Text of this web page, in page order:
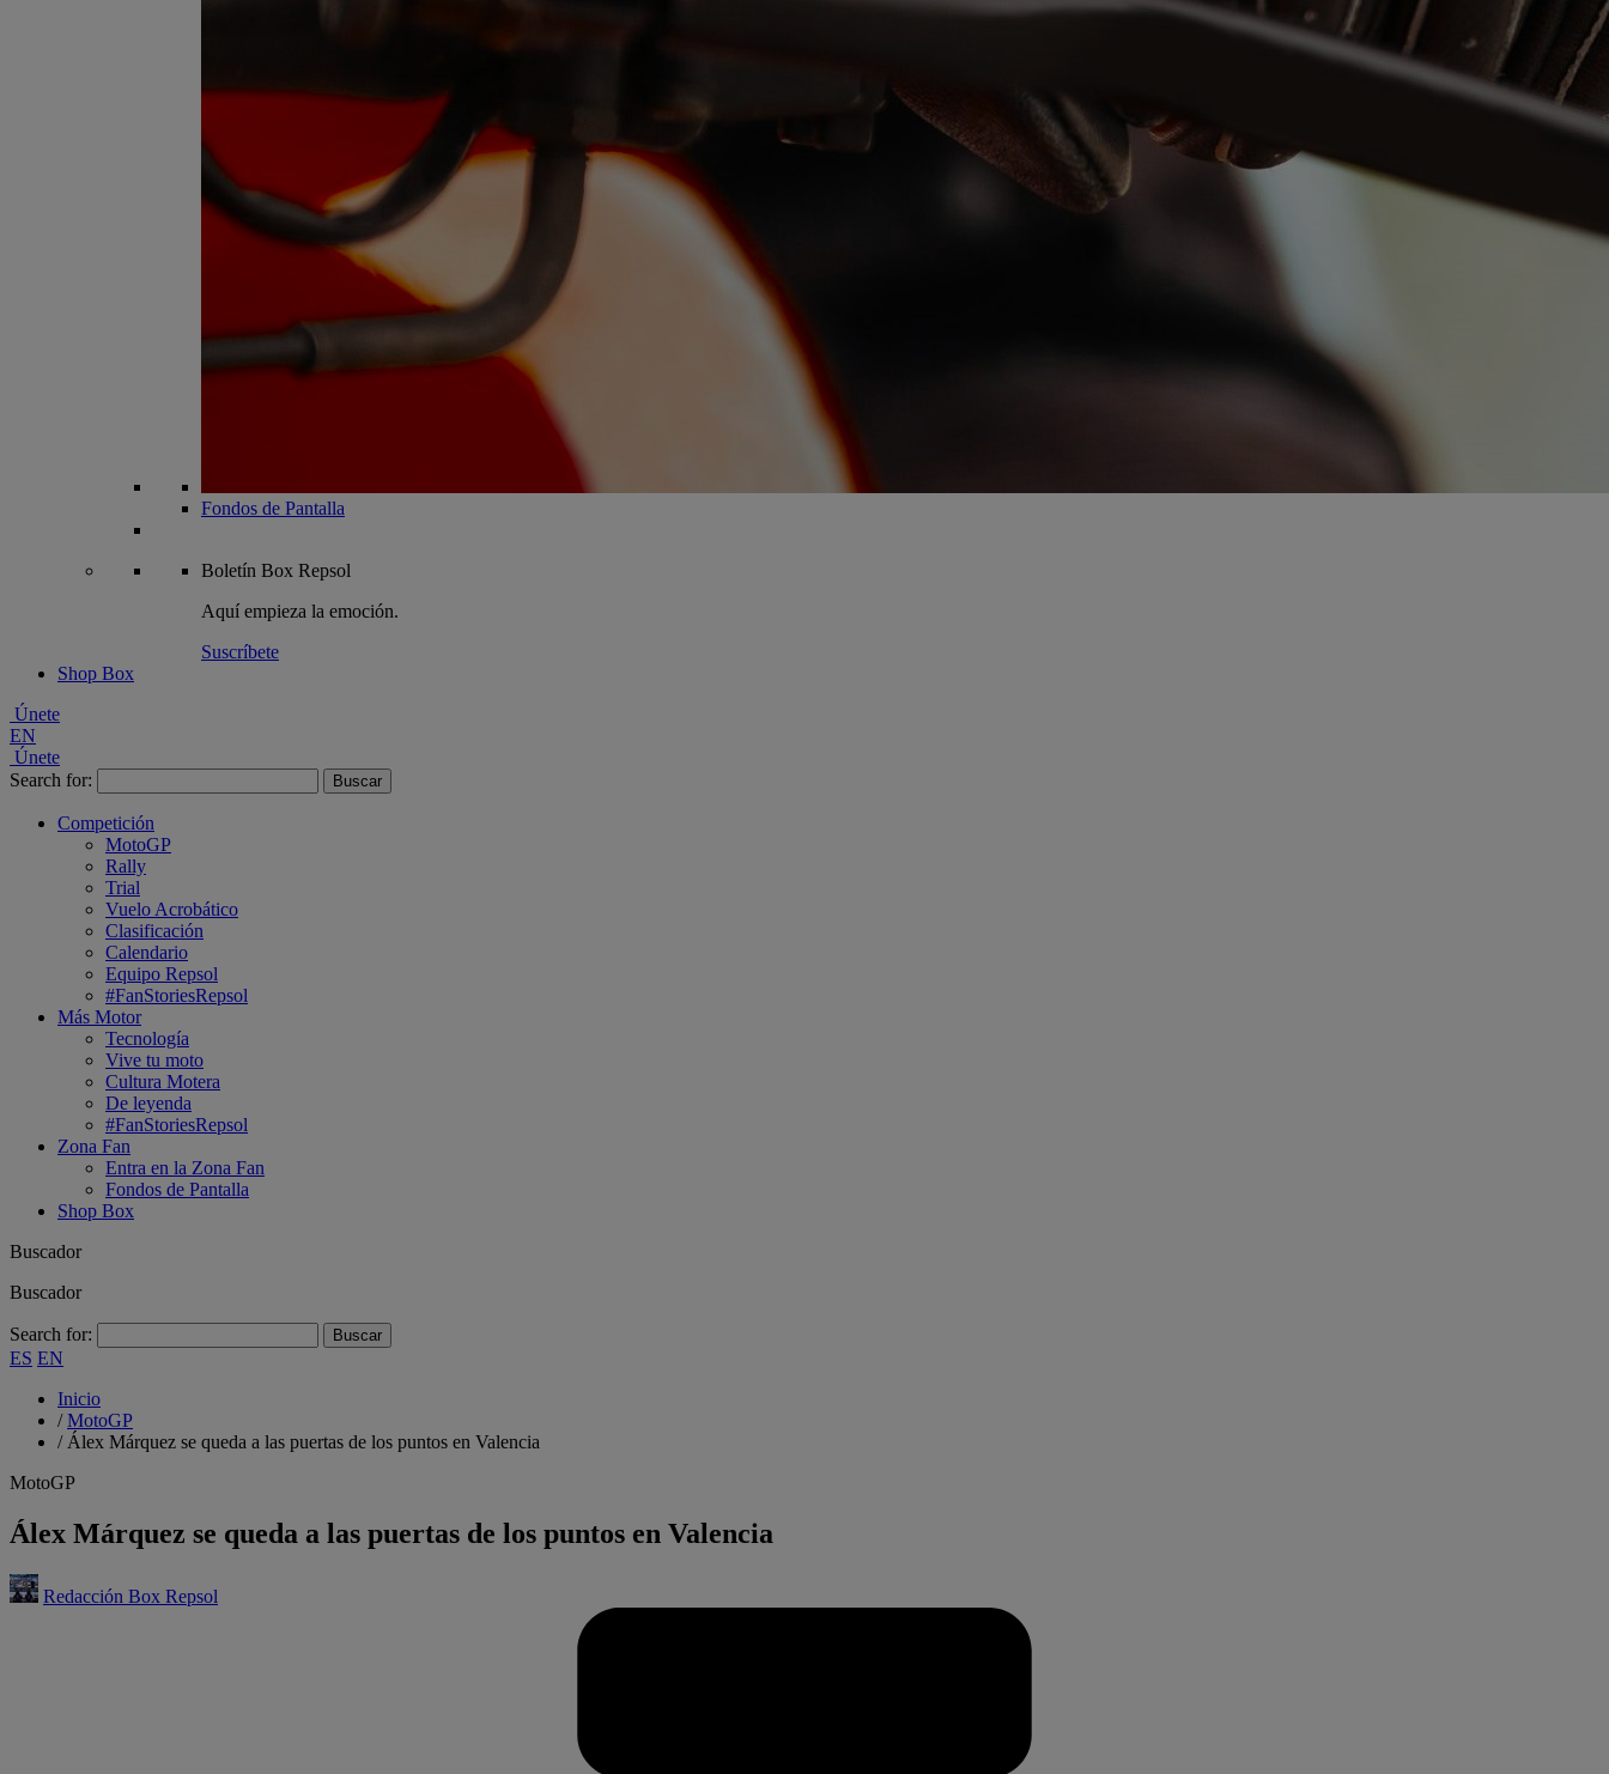
Fondos de Pantalla
Boletín Box Repsol
Aquí empieza la emoción.
Suscríbete
Shop Box
Únete
EN
Únete
Search for:
Competición
MotoGP
Rally
Trial
Vuelo Acrobático
Clasificación
Calendario
Equipo Repsol
#FanStoriesRepsol
Más Motor
Tecnología
Vive tu moto
Cultura Motera
De leyenda
#FanStoriesRepsol
Zona Fan
Entra en la Zona Fan
Fondos de Pantalla
Shop Box
Buscador
Buscador
Search for:
ES EN
Inicio
/MotoGP
/ Álex Márquez se queda a las puertas de los puntos en Valencia
MotoGP
Álex Márquez se queda a las puertas de los puntos en Valencia
Redacción Box Repsol